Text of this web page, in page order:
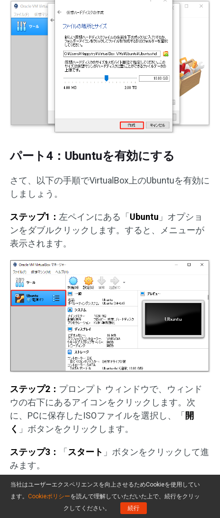
パート4：Ubuntuを有効にする
さて、以下の手順でVirtualBox上のUbuntuを有効に
しましょう。
ステップ1： 左ペインにある「Ubuntu 」オプショ
ンをダブルクリックします。すると、メニューが
表示されます。
ステップ2： プロンプト ウィンドウで、ウィンド
ウの右下にあるアイコンをクリックします。次
に、PCに保存したISOファイルを選択し、「 開
く 」ボタンをクリックします。
ステップ3： 「 スタート 」ボタンをクリックして進
みます。
ステップ4：次に表示されたウィンドウで、
「Ubuntuをインストール」をクリックします。
当社はユーザーエクスペリエンスを向上させるためCookieを使用してい
ます。 Cookieポリシーを読んで理解していただいた上で、続行をクリッ
クしてください。
続行